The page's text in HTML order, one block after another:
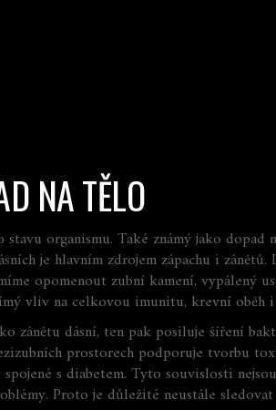
NA TĚLO
organismu. Také známý jako dopad
je hlavním zdrojem zápachu i
opomenout zubní kamení, vypálený
vliv na celkovou imunitu, krevní oběh i
zánětu dásní, ten pak posiluje šíření
prostorech podporuje tvorbu
s diabetem. Tyto souvislosti
Proto je důležité neustále